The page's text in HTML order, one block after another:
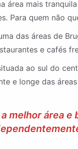
área mais
Para quem não
das áreas de
e cafés
ao sul do
e longe das
melhor área